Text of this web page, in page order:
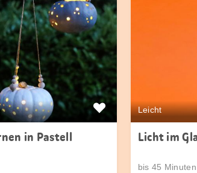
in Pastell
Leicht
Licht im
bis 45 Minuten